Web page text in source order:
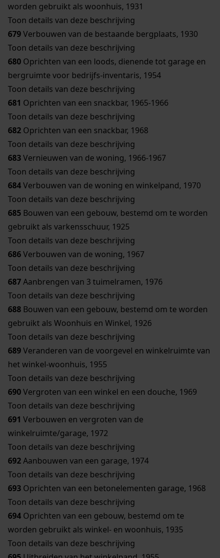
worden gebruikt als woonhuis, 1931
Toon details van deze beschrijving
679Verbouwen van de bestaande bergplaats, 1930
Toon details van deze beschrijving
680 Oprichten van een loods, dienende tot garage en
bergruimte voor bedrijfs-inventaris, 1954
Toon details van deze beschrijving
681 Oprichten van een snackbar, 1965-1966
Toon details van deze beschrijving
682 Oprichten van een snackbar, 1968
Toon details van deze beschrijving
683Vernieuwen van de woning, 1966-1967
Toon details van deze beschrijving
684Verbouwen van de woning en winkelpand, 1970
Toon details van deze beschrijving
685 Bouwen van een gebouw, bestemd om te worden
gebruikt als varkensschuur, 1925
Toon details van deze beschrijving
686Verbouwen van de woning, 1967
Toon details van deze beschrijving
687Aanbrengen van 3 tuimelramen, 1976
Toon details van deze beschrijving
688 Bouwen van een gebouw, bestemd om te worden
gebruikt als Woonhuis en Winkel, 1926
Toon details van deze beschrijving
689Veranderen van de voorgevel en winkelruimte van
het winkel-woonhuis, 1955
Toon details van deze beschrijving
690Vergroten van een winkel en een douche, 1969
Toon details van deze beschrijving
691 Verbouwen en vergroten van de
winkelruimte/garage, 1972
Toon details van deze beschrijving
692Aanbouwen van een garage, 1974
Toon details van deze beschrijving
693 Oprichten van een betonelementen garage, 1968
Toon details van deze beschrijving
694 Oprichten van een gebouw, bestemd om te
worden gebruikt als winkel- en woonhuis, 1935
Toon details van deze beschrijving